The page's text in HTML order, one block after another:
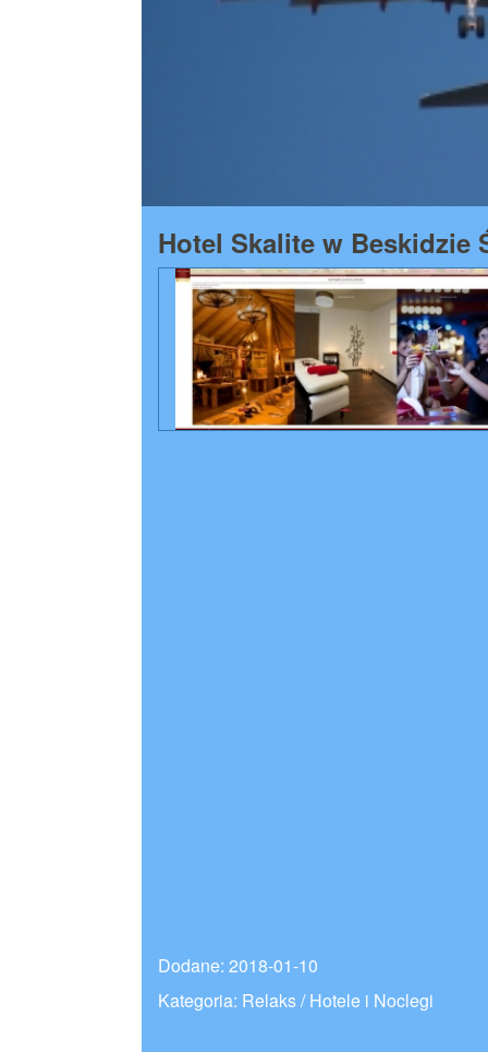
Hotel Skalite w Beskidzie
Dodane: 2018-01-10
Kategoria: Relaks / Hotele i Noclegi